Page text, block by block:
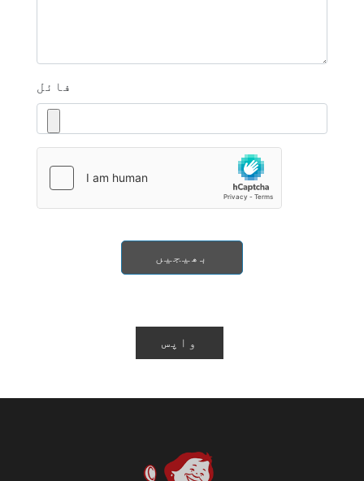
فائل
بھیجیں
واپس